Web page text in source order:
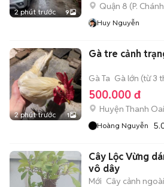
2 phút trước 9
Quận 8 (P.
Huy Nguyễn
2 phút trước 1
Gà tre cảnh
Gà Ta Gà lớn (từ 3
500.000 đ
Huyện Thanh Oai
Hoàng Nguyễn
Cây Lộc Vừng
vô dây
Mới Cây cảnh